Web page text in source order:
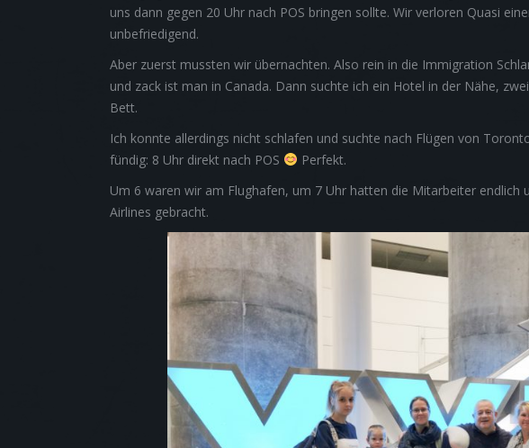
uns dann gegen 20 Uhr nach POS bringen sollte. Wir verloren Quasi
unbefriedigend.
Aber zuerst mussten wir übernachten. Also rein in die Immigration
und zack ist man in Canada. Dann suchte ich ein Hotel in der Nähe,
Bett.
Ich konnte allerdings nicht schlafen und suchte nach Flügen von
fündig: 8 Uhr direkt nach POS
Perfekt.
Um 6 waren wir am Flughafen, um 7 Uhr hatten die Mitarbeiter endlich
Airlines gebracht.